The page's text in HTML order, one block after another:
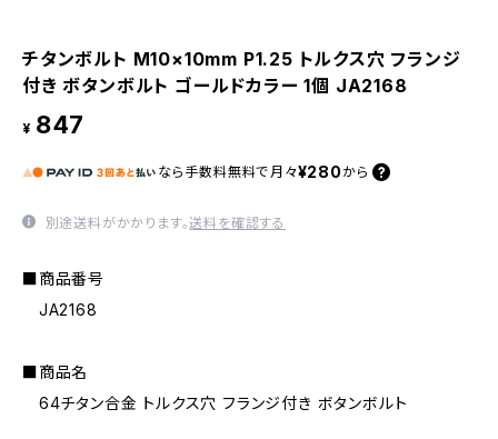
チタンボルト M10×10mm P1.25 トルクス穴 フランジ
付き ボタンボルト ゴールドカラー 1個 JA2168
¥ 847
なら 手数料無料で 月々¥280 から
別途送料がかかります。送料を確認する
■商品番号
JA2168
■商品名
64チタン合金 トルクス穴 フランジ付き ボタンボルト